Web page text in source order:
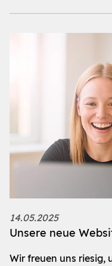
14.05.2025
Unsere neue
Wir freuen uns riesig,